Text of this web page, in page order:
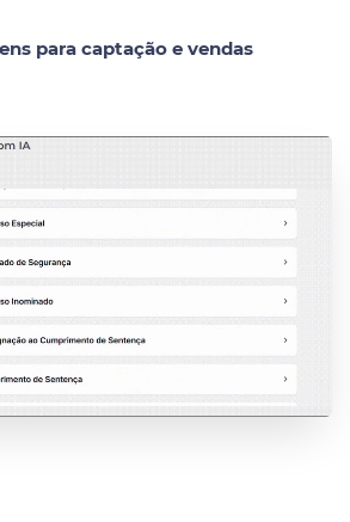
para captação e vendas